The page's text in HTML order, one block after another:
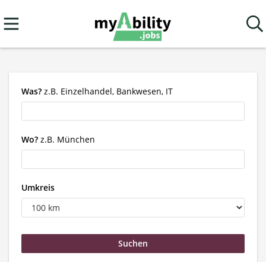
Was? z.B. Einzelhandel, Bankwesen, IT
Wo? z.B. München
Umkreis